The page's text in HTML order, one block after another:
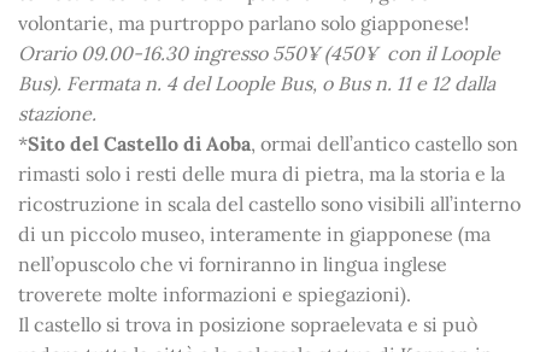
volontarie, ma purtroppo parlano solo giapponese!
Orario 09.00-16.30 ingresso 550¥ (450¥ con il Loople
Bus). Fermata n. 4 del Loople Bus, o Bus n. 11 e 12 dalla
stazione.
*Sito del Castello di Aoba, ormai dell’antico castello son
rimasti solo i resti delle mura di pietra, ma la storia e la
ricostruzione in scala del castello sono visibili all’interno
di un piccolo museo, interamente in giapponese (ma
nell’opuscolo che vi forniranno in lingua inglese
troverete molte informazioni e spiegazioni).
Il castello si trova in posizione sopraelevata e si può